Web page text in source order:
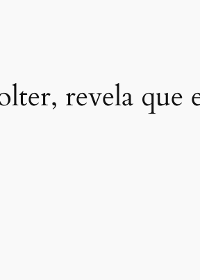
revela que